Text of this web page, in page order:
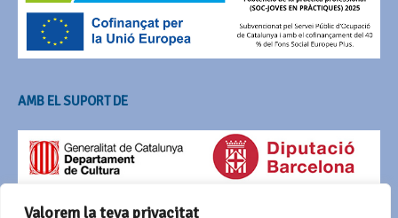
Valorem la teva privacitat
AMB EL SUPORT DE